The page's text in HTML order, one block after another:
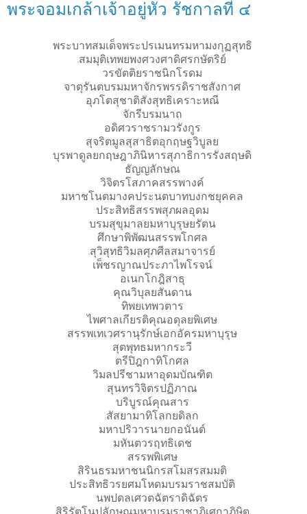
พระจอมเกล้าเจ้าอยู่หัว รัชกาลที่ ๔
พระบาทสมเด็จพระปรเมนทรมหามงกุฏสุทธิ
สมมุติเทพยพงศวงศาดิศรกษัตริย์
วรขัตติยราชนิกโรดม
จาตุรันตบรมมหาจักรพรรดิราชสังกาศ
อุภโตสุชาติสังสุทธิเคราะหณี
จักรีบรมนาถ
อดิศวราชรามวรังกูร
สุจริตมูลสุสาธิตอุกฤษฐวิบูลย
บุรพาดูลยกฤษฎาภินิหารสุภาธิการรังสฤษดิ
ธัญญลักษณ
วิจิตรโสภาคสรรพางค์
มหาชโนตมางคประนตบาทบงกชยุคคล
ประสิทธิสรรพสุภผลอุดม
บรมสุขุมาลยมหาบุรุษยรัตน
ศึกษาพิพัฒนสรรพโกศล
สุวิสุทธิวิมลศุภศีลสมาจารย์
เพ็ชรญาณประภาไพโรจน์
อเนกโกฎิสาธุ
คุณวิบุลยสันดาน
ทิพยเทพวตาร
ไพศาลเกียรติคุณอดุลยพิเศษ
สรรพเทเวศรานุรักษ์เอกอัครมหาบุรุษ
สุตพุทธมหากระวี
ตรีปิฎกาทิโกศล
วิมลปรีชามหาอุดมบัณฑิต
สุนทรวิจิตรปฏิภาณ
บริบูรณ์คุณสาร
สัสยามาทิโลกยดิลก
มหาปริวารนายกอนันต์
มหันตวรฤทธิเดช
สรรพพิเศษ
สิรินธรมหาชนนิกรสโมสรสมมติ
ประสิทธิวรยศมโหดมบรมราชสมบัติ
นพปดลเศวตฉัตราดิฉัตร
สิริรัตโนปลักษณมหาบรมราชาภิเศกาภิษิต